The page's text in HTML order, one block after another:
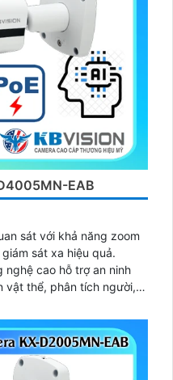
EAB
sát với khả năng zoom
sát xa hiệu quả.
nghệ cao hỗ trợ an ninh
vật thể, phân tích người,